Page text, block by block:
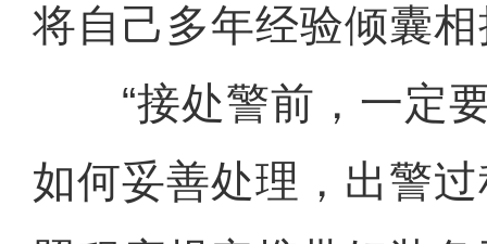
将自己多年经验倾囊
“接处警前，一定要
如何妥善处理，出警